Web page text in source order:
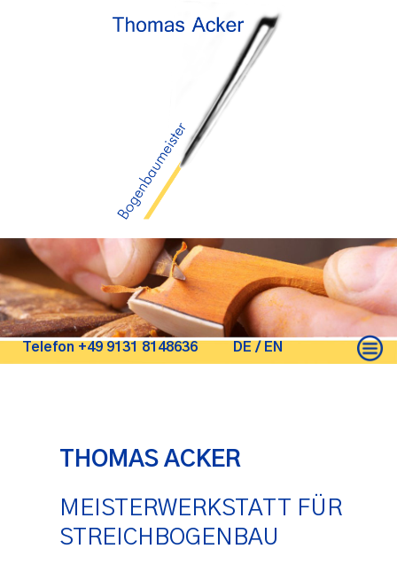
Telefon +49 9131 8148636 DE / EN
THOMAS ACKER
MEISTERWERKSTATT FÜR
STREICHBOGENBAU